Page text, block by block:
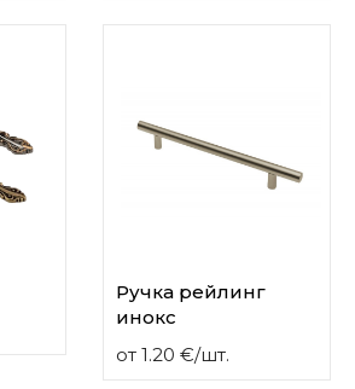
Ручка рейлинг
инокс
от 1.20 €/шт.